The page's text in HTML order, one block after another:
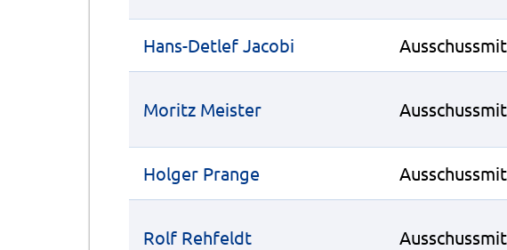
Hans-Detlef Jacobi
Moritz Meister
Holger Prange
Rolf Rehfeldt